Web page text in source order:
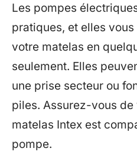
Les pompes
pratiques, et elles
votre matelas en
seulement. Elles
une prise secteur ou
piles. Assurez-vous
matelas Intex est
pompe.